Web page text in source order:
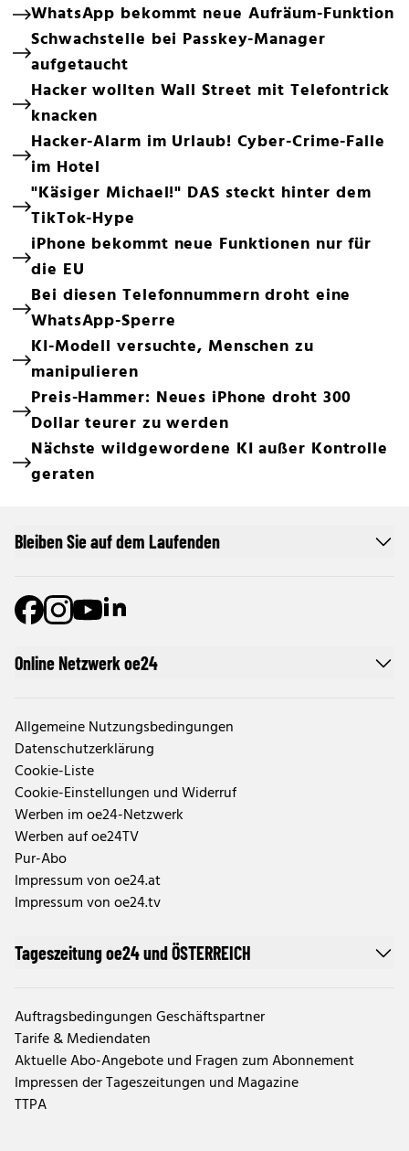
WhatsApp bekommt neue Aufräum-Funktion
Schwachstelle bei Passkey-Manager
aufgetaucht
Hacker wollten Wall Street mit Telefontrick
knacken
Hacker-Alarm im Urlaub! Cyber-Crime-Falle
im Hotel
"Käsiger Michael!" DAS steckt hinter dem
TikTok-Hype
iPhone bekommt neue Funktionen nur für
die EU
Bei diesen Telefonnummern droht eine
WhatsApp-Sperre
KI-Modell versuchte, Menschen zu
manipulieren
Preis-Hammer: Neues iPhone droht 300
Dollar teurer zu werden
Nächste wildgewordene KI außer Kontrolle
geraten
Online Netzwerk oe24
Allgemeine Nutzungsbedingungen
Datenschutzerklärung
Cookie-Liste
Cookie-Einstellungen und Widerruf
Werben im oe24-Netzwerk
Werben auf oe24TV
Pur-Abo
Impressum von oe24.at
Impressum von oe24.tv
Tageszeitung oe24 und ÖSTERREICH
Auftragsbedingungen Geschäftspartner
Tarife & Mediendaten
Aktuelle Abo-Angebote und Fragen zum Abonnement
Impressen der Tageszeitungen und Magazine
TTPA
Bleiben Sie auf dem Laufenden